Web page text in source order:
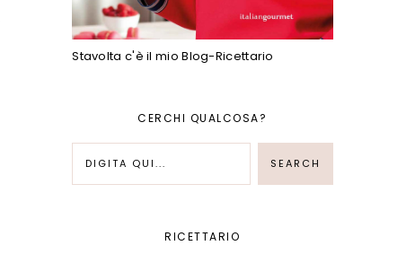
Stavolta c'è il mio Blog-Ricettario
CERCHI QUALCOSA?
RICETTARIO